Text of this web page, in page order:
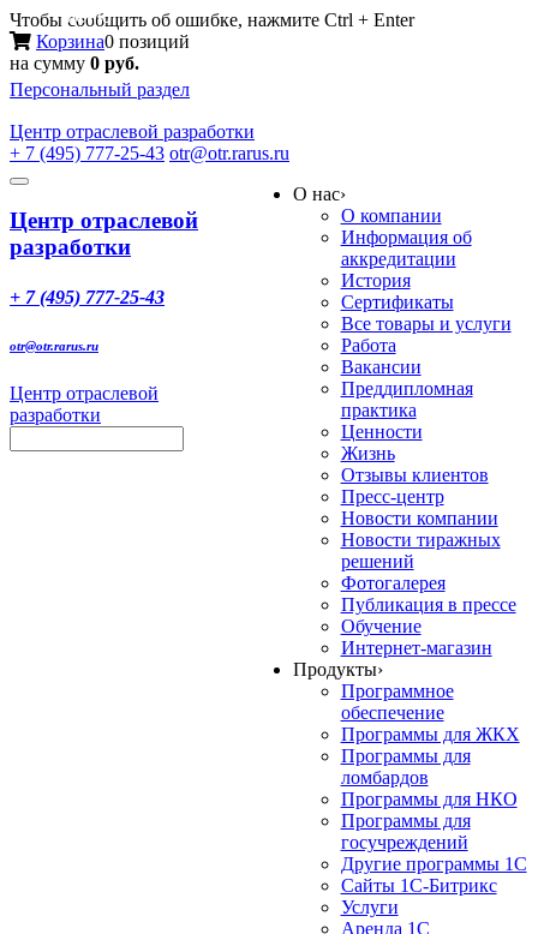
Чтобы сообщить об ошибке, нажмите Ctrl + Enter
Корзина0 позиций
на сумму 0 руб.
Персональный раздел
Центр отраслевой разработки
+ 7 (495) 777-25-43 otr@otr.rarus.ru
Toggle
Меню
Центр отраслевой
разработки
+ 7 (495) 777-25-43
otr@otr.rarus.ru
Центр отраслевой
разработки
О нас›
О компании
Информация об
аккредитации
История
Сертификаты
Все товары и услуги
Работа
Вакансии
Преддипломная
практика
Ценности
Жизнь
Отзывы клиентов
Пресс-центр
Новости компании
Новости тиражных
решений
Фотогалерея
Публикация в прессе
Обучение
Интернет-магазин
Продукты›
Программное
обеспечение
Программы для ЖКХ
Программы для
ломбардов
Программы для НКО
Программы для
госучреждений
Другие программы 1С
Сайты 1С-Битрикс
Услуги
Аренда 1С